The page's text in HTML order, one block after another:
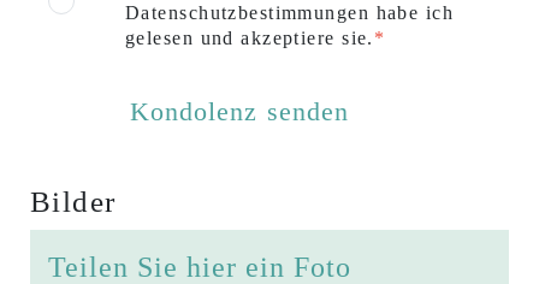
Datenschutzbestimmungen habe ich
gelesen und akzeptiere sie.
Bilder
Teilen Sie hier ein Foto